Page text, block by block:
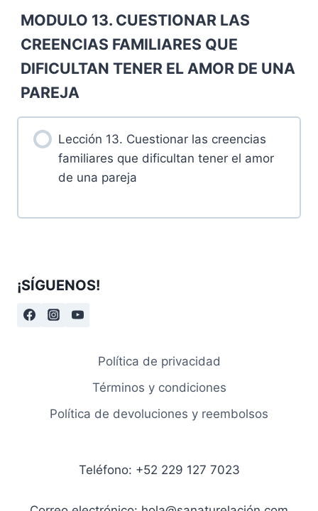
0% Completado 0/2 pasos
12. 1 Tareas luego de la sesion
MODULO 13. CUESTIONAR LAS
CREENCIAS FAMILIARES QUE
DIFICULTAN TENER EL AMOR DE UNA
PAREJA
Lección 13. Cuestionar las creencias
familiares que dificultan tener el amor
de una pareja
¡SÍGUENOS!
Política de privacidad
Términos y condiciones
Política de devoluciones y reembolsos
Teléfono: +52 229 127 7023